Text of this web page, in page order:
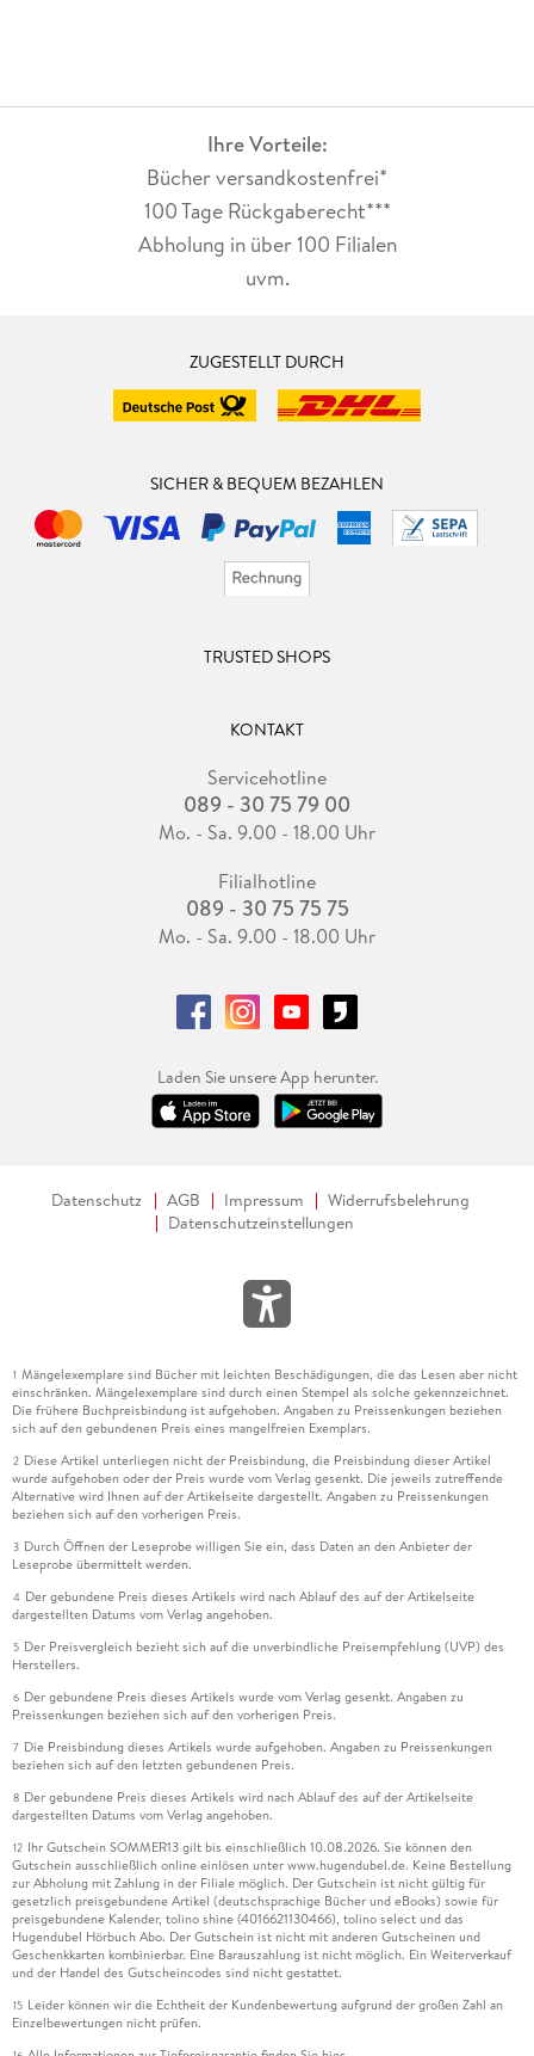
Ihre Vorteile:
Bücher versandkostenfrei*
100 Tage Rückgaberecht***
Abholung in über 100 Filialen
uvm.
ZUGESTELLT DURCH
SICHER & BEQUEM BEZAHLEN
TRUSTED SHOPS
KONTAKT
Servicehotline
089 - 30 75 79 00
Mo. - Sa. 9.00 - 18.00 Uhr
Filialhotline
089 - 30 75 75 75
Mo. - Sa. 9.00 - 18.00 Uhr
Laden Sie unsere App herunter.
Datenschutz AGB Impressum
Widerrufsbelehrung
Datenschutzeinstellungen
1 Mängelexemplare sind Bücher mit leichten Beschädigungen, die das Lesen aber nicht
einschränken. Mängelexemplare sind durch einen Stempel als solche gekennzeichnet.
Die frühere Buchpreisbindung ist aufgehoben. Angaben zu Preissenkungen beziehen
sich auf den gebundenen Preis eines mangelfreien Exemplars.
2 Diese Artikel unterliegen nicht der Preisbindung, die Preisbindung dieser Artikel
wurde aufgehoben oder der Preis wurde vom Verlag gesenkt. Die jeweils zutreffende
Alternative wird Ihnen auf der Artikelseite dargestellt. Angaben zu Preissenkungen
beziehen sich auf den vorherigen Preis.
3 Durch Öffnen der Leseprobe willigen Sie ein, dass Daten an den Anbieter der
Leseprobe übermittelt werden.
4 Der gebundene Preis dieses Artikels wird nach Ablauf des auf der Artikelseite
dargestellten Datums vom Verlag angehoben.
5 Der Preisvergleich bezieht sich auf die unverbindliche Preisempfehlung (UVP) des
Herstellers.
6 Der gebundene Preis dieses Artikels wurde vom Verlag gesenkt. Angaben zu
Preissenkungen beziehen sich auf den vorherigen Preis.
7 Die Preisbindung dieses Artikels wurde aufgehoben. Angaben zu Preissenkungen
beziehen sich auf den letzten gebundenen Preis.
8 Der gebundene Preis dieses Artikels wird nach Ablauf des auf der Artikelseite
dargestellten Datums vom Verlag angehoben.
12 Ihr Gutschein SOMMER13 gilt bis einschließlich 10.08.2026. Sie können den
Gutschein ausschließlich online einlösen unter www.hugendubel.de. Keine Bestellung
zur Abholung mit Zahlung in der Filiale möglich. Der Gutschein ist nicht gültig für
gesetzlich preisgebundene Artikel (deutschsprachige Bücher und eBooks) sowie für
preisgebundene Kalender, tolino shine (4016621130466), tolino select und das
Hugendubel Hörbuch Abo. Der Gutschein ist nicht mit anderen Gutscheinen und
Geschenkkarten kombinierbar. Eine Barauszahlung ist nicht möglich. Ein Weiterverkauf
und der Handel des Gutscheincodes sind nicht gestattet.
15 Leider können wir die Echtheit der Kundenbewertung aufgrund der großen Zahl an
Einzelbewertungen nicht prüfen.